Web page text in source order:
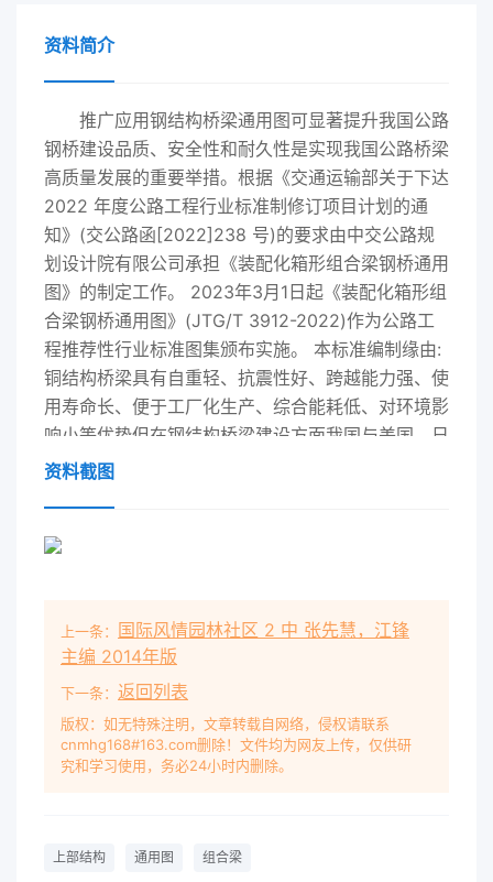
资料简介
推广应用钢结构桥梁通用图可显著提升我国公路
钢桥建设品质、安全性和耐久性是实现我国公路桥梁
高质量发展的重要举措。根据《交通运输部关于下达
2022 年度公路工程行业标准制修订项目计划的通
知》(交公路函[2022]238 号)的要求由中交公路规
划设计院有限公司承担《装配化箱形组合梁钢桥通用
图》的制定工作。 2023年3月1日起《装配化箱形组
合梁钢桥通用图》(JTG/T 3912-2022)作为公路工
程推荐性行业标准图集颁布实施。 本标准编制缘由:
铜结构桥梁具有自重轻、抗震性好、跨越能力强、使
用寿命长、便于工厂化生产、综合能耗低、对环境影
响小等优势但在钢结构桥梁建设方面我国与美国、日
本、法国等发达国家相比工业化、产业化水平低差距
动我国钢结构桥梁产业转型升级实现绿色发展、循环
桥上部结构双向六车道3x30m3
x40m3x50m3x60m 箱形组合梁钢桥上部结构。
本册图纸按三跨连续梁控制设计一般情况下尽可能采
用六跨一联或五跨一联但不得少于三跨一联。 本标
准编制主要依据:《公路工程技术标准》(JIG BO1-
2014)、《公路桥涵设计通用规范》(JIG
范》(JIG D64-2015)、《公路钢筋混凝土及预应力
资料截图
上一条：
国际风情园林社区 2 中 张先慧，江锋
主编 2014年版
下一条： 返回列表
版权：如无特殊注明，文章转载自网络，侵权请联系
cnmhg168#163.com删除！文件均为网友上传，仅供研
究和学习使用，务必24小时内删除。
上部结构 通用图 组合梁